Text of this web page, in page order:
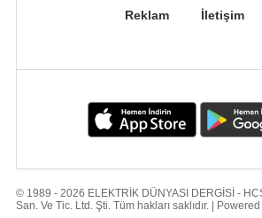
Reklam İletişim
© 1989 - 2026 ELEKTRİK DÜNYASI DERGİSİ -
San. Ve Tic. Ltd. Şti. Tüm hakları saklıdır. |